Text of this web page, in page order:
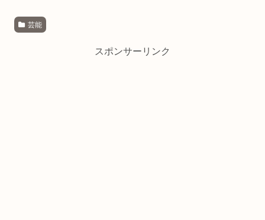
芸能
スポンサーリンク